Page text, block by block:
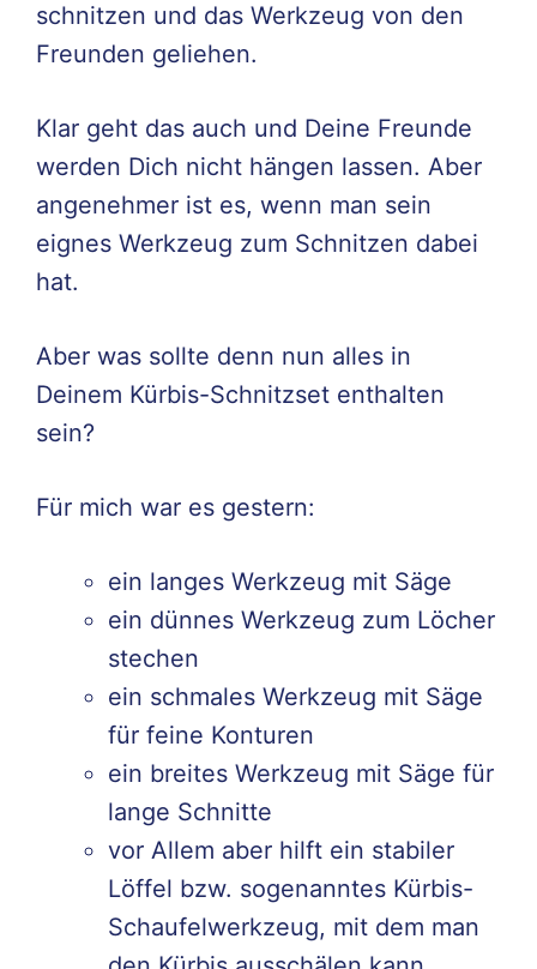
schnitzen und das Werkzeug von den
Freunden geliehen.
Klar geht das auch und Deine Freunde
werden Dich nicht hängen lassen. Aber
angenehmer ist es, wenn man sein
eignes Werkzeug zum Schnitzen dabei
hat.
Aber was sollte denn nun alles in
Deinem Kürbis-Schnitzset enthalten
sein?
Für mich war es gestern:
ein langes Werkzeug mit Säge
ein dünnes Werkzeug zum Löcher
stechen
ein schmales Werkzeug mit Säge
für feine Konturen
ein breites Werkzeug mit Säge für
lange Schnitte
vor Allem aber hilft ein stabiler
Löffel bzw. sogenanntes Kürbis-
Schaufelwerkzeug, mit dem man